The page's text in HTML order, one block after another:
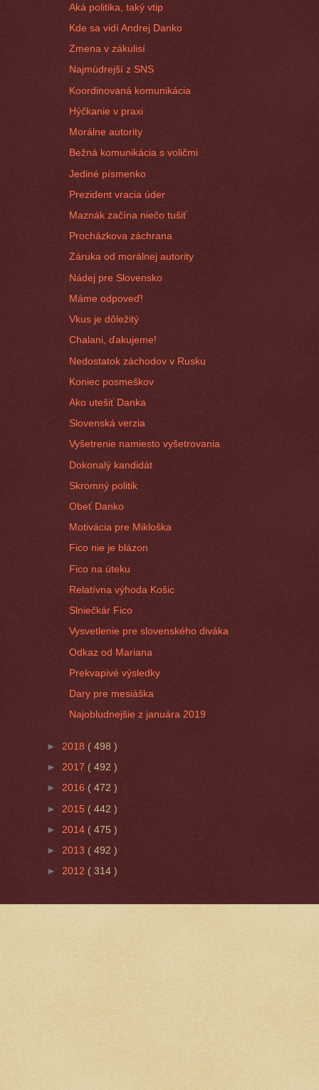
Aká politika, taký vtip
Kde sa vidí Andrej Danko
Zmena v zákulisí
Najmúdrejší z SNS
Koordinovaná komunikácia
Hýčkanie v praxi
Morálne autority
Bežná komunikácia s voličmi
Jediné písmenko
Prezident vracia úder
Maznák začína niečo tušiť
Procházkova záchrana
Záruka od morálnej autority
Nádej pre Slovensko
Máme odpoveď!
Vkus je dôležitý
Chalani, ďakujeme!
Nedostatok záchodov v Rusku
Koniec posmeškov
Ako utešiť Danka
Slovenská verzia
Vyšetrenie namiesto vyšetrovania
Dokonalý kandidát
Skromný politik
Obeť Danko
Motivácia pre Mikloška
Fico nie je blázon
Fico na úteku
Relatívna výhoda Košic
Slniečkár Fico
Vysvetlenie pre slovenského diváka
Odkaz od Mariana
Prekvapivé výsledky
Dary pre mesiáška
Najobludnejšie z januára 2019
► 2018 ( 498 )
► 2017 ( 492 )
► 2016 ( 472 )
► 2015 ( 442 )
► 2014 ( 475 )
► 2013 ( 492 )
► 2012 ( 314 )